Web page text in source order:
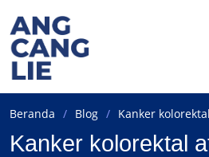
Beranda Blog Kanker
Kanker kolorektal